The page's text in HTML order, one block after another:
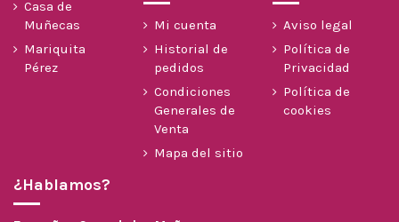
Casa de
Muñecas
Mariquita
Pérez
Mi cuenta
Historial de
pedidos
Condiciones
Generales de
Venta
Mapa del sitio
Aviso legal
Política de
Privacidad
Política de
cookies
¿Hablamos?